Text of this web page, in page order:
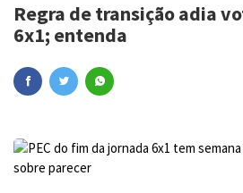
Regra de transição adia
6x1; entenda